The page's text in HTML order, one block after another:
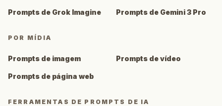
Prompts de Grok Imagine Prompts de Gemini 3 Pro
POR MÍDIA
Prompts de imagem Prompts de vídeo
Prompts de página web
FERRAMENTAS DE PROMPTS DE IA